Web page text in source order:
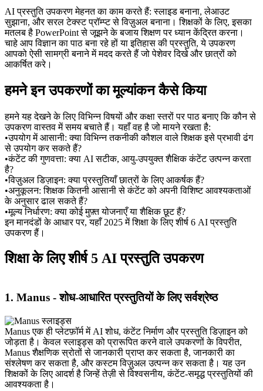
AI प्रस्तुति उपकरण मेहनत का काम करते हैं: स्लाइड बनाना, लेआउट
सुझाना, और सरल टेक्स्ट प्रॉम्प्ट से विज़ुअल बनाना। शिक्षकों के लिए, इसका
मतलब है PowerPoint से जूझने के बजाय शिक्षण पर ध्यान केंद्रित करना।
चाहे आप विज्ञान का पाठ बना रहे हों या इतिहास की प्रस्तुति, ये उपकरण
आपको ऐसी सामग्री बनाने में मदद करते हैं जो पेशेवर दिखे और छात्रों को
आकर्षित करे।
हमने इन उपकरणों का मूल्यांकन कैसे किया
हमने यह देखने के लिए विभिन्न विषयों और कक्षा स्तरों पर पाठ बनाए कि कौन से
उपकरण वास्तव में समय बचाते हैं। यहाँ वह है जो मायने रखता है:
•उपयोग में आसानी: क्या विभिन्न तकनीकी कौशल वाले शिक्षक इसे प्रभावी ढंग
से उपयोग कर सकते हैं?
•कंटेंट की गुणवत्ता: क्या AI सटीक, आयु-उपयुक्त शैक्षिक कंटेंट उत्पन्न करता
है?
•विज़ुअल डिज़ाइन: क्या प्रस्तुतियाँ छात्रों के लिए आकर्षक हैं?
•अनुकूलन: शिक्षक कितनी आसानी से कंटेंट को अपनी विशिष्ट आवश्यकताओं
के अनुसार ढाल सकते हैं?
•मूल्य निर्धारण: क्या कोई मुफ़्त योजनाएँ या शैक्षिक छूट हैं?
इन मानदंडों के आधार पर, यहाँ 2025 में शिक्षा के लिए शीर्ष 6 AI प्रस्तुति
उपकरण हैं।
शिक्षा के लिए शीर्ष 5 AI प्रस्तुति उपकरण
1. Manus - शोध-आधारित प्रस्तुतियों के लिए सर्वश्रेष्ठ
Manus एक ही प्लेटफ़ॉर्म में AI शोध, कंटेंट निर्माण और प्रस्तुति डिज़ाइन को
जोड़ता है। केवल स्लाइड्स को प्रारूपित करने वाले उपकरणों के विपरीत,
Manus शैक्षणिक स्रोतों से जानकारी प्राप्त कर सकता है, जानकारी का
संश्लेषण कर सकता है, और कस्टम विज़ुअल उत्पन्न कर सकता है। यह उन
शिक्षकों के लिए आदर्श है जिन्हें तेज़ी से विश्वसनीय, कंटेंट-समृद्ध प्रस्तुतियों की
आवश्यकता है।